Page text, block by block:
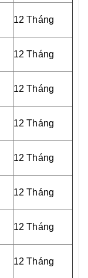
12 Tháng
12 Tháng
12 Tháng
12 Tháng
12 Tháng
12 Tháng
12 Tháng
12 Tháng